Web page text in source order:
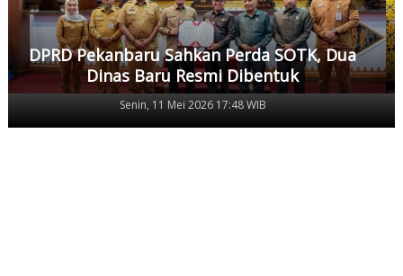
DPRD Pekanbaru Sahkan Perda SOTK, Dua
Dinas Baru Resmi Dibentuk
Senin, 11 Mei 2026 17:48 WIB